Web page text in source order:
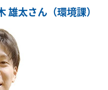
太さん（環境課）